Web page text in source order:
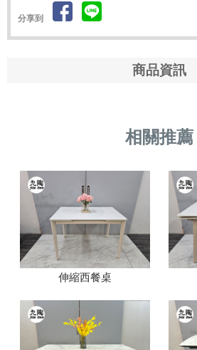
分享到
商品資訊
伸縮西餐桌